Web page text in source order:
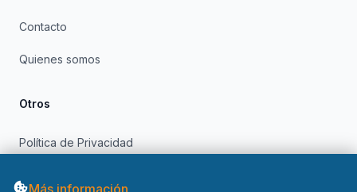
Contacto
Quienes somos
Otros
Política de Privacidad
Más información